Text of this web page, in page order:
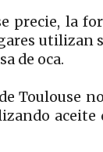
precie, la
utilizan
de oca.
Toulouse
aceite